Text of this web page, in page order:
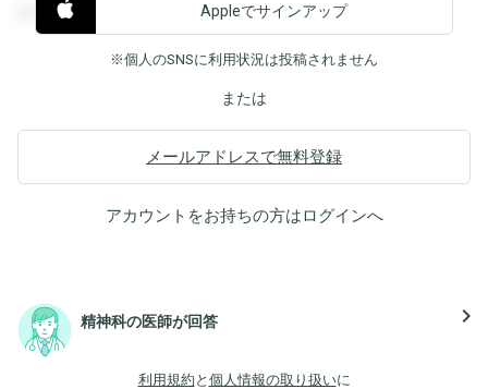
覧することができます。
Appleでサインアップ
※個人のSNSに利用状況は投稿されません
または
メールアドレスで無料登録
アカウントをお持ちの方はログインへ
精神科の医師が回答 navigate_next
利用規約 と 個人情報の取り扱いに